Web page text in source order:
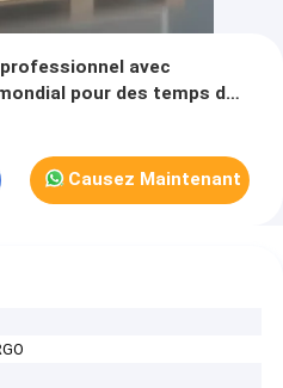
avec
pour des temps de
Causez Maintenant